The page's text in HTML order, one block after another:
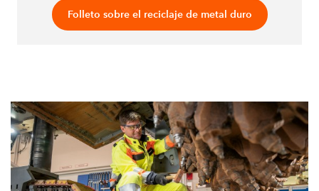
Folleto sobre el reciclaje de metal duro